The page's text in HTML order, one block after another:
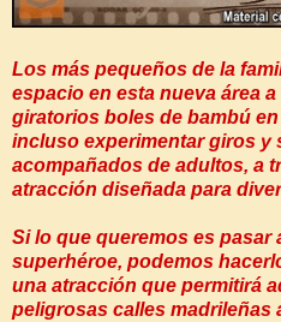
Los más pequeños de la
espacio en esta nueva área
giratorios boles de bambú
incluso experimentar giros y
acompañados de adultos, a
atracción diseñada para
Si lo que queremos es pasar
superhéroe, podemos
una atracción que permitirá
peligrosas calles madrileñas